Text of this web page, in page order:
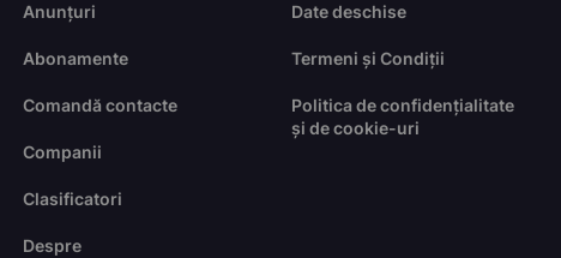
Anunțuri
Abonamente
Comandă contacte
Companii
Clasificatori
Despre
Date deschise
Termeni și Condiții
Politica de confidențialitate
și de cookie-uri